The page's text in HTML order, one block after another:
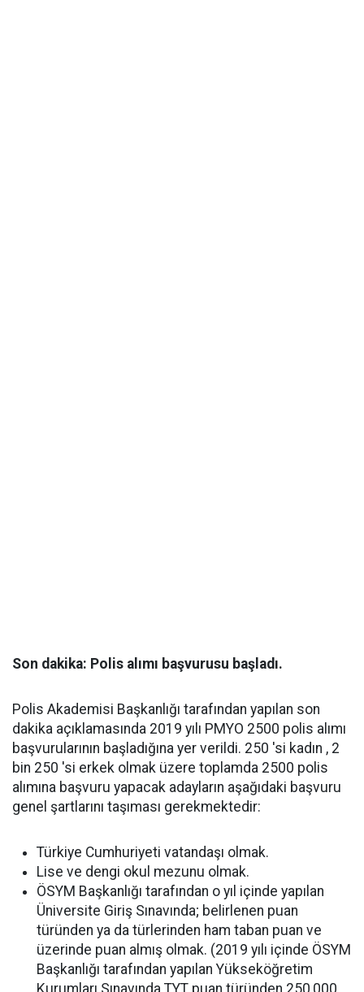
Son dakika: Polis alımı başvurusu başladı.
Polis Akademisi Başkanlığı tarafından yapılan son
dakika açıklamasında 2019 yılı PMYO 2500 polis alımı
başvurularının başladığına yer verildi. 250 'si kadın , 2
bin 250 'si erkek olmak üzere toplamda 2500 polis
alımına başvuru yapacak adayların aşağıdaki başvuru
genel şartlarını taşıması gerekmektedir:
Türkiye Cumhuriyeti vatandaşı olmak.
Lise ve dengi okul mezunu olmak.
ÖSYM Başkanlığı tarafından o yıl içinde yapılan
Üniversite Giriş Sınavında; belirlenen puan
türünden ya da türlerinden ham taban puan ve
üzerinde puan almış olmak. (2019 yılı içinde ÖSYM
Başkanlığı tarafından yapılan Yükseköğretim
Kurumları Sınavında TYT puan türünden 250,000